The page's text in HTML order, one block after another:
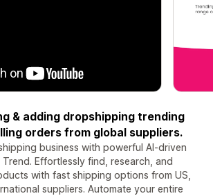
& adding dropshipping trending
orders from global suppliers.
business with powerful AI-driven
Effortlessly find, research, and
with fast shipping options from US,
suppliers. Automate your entire